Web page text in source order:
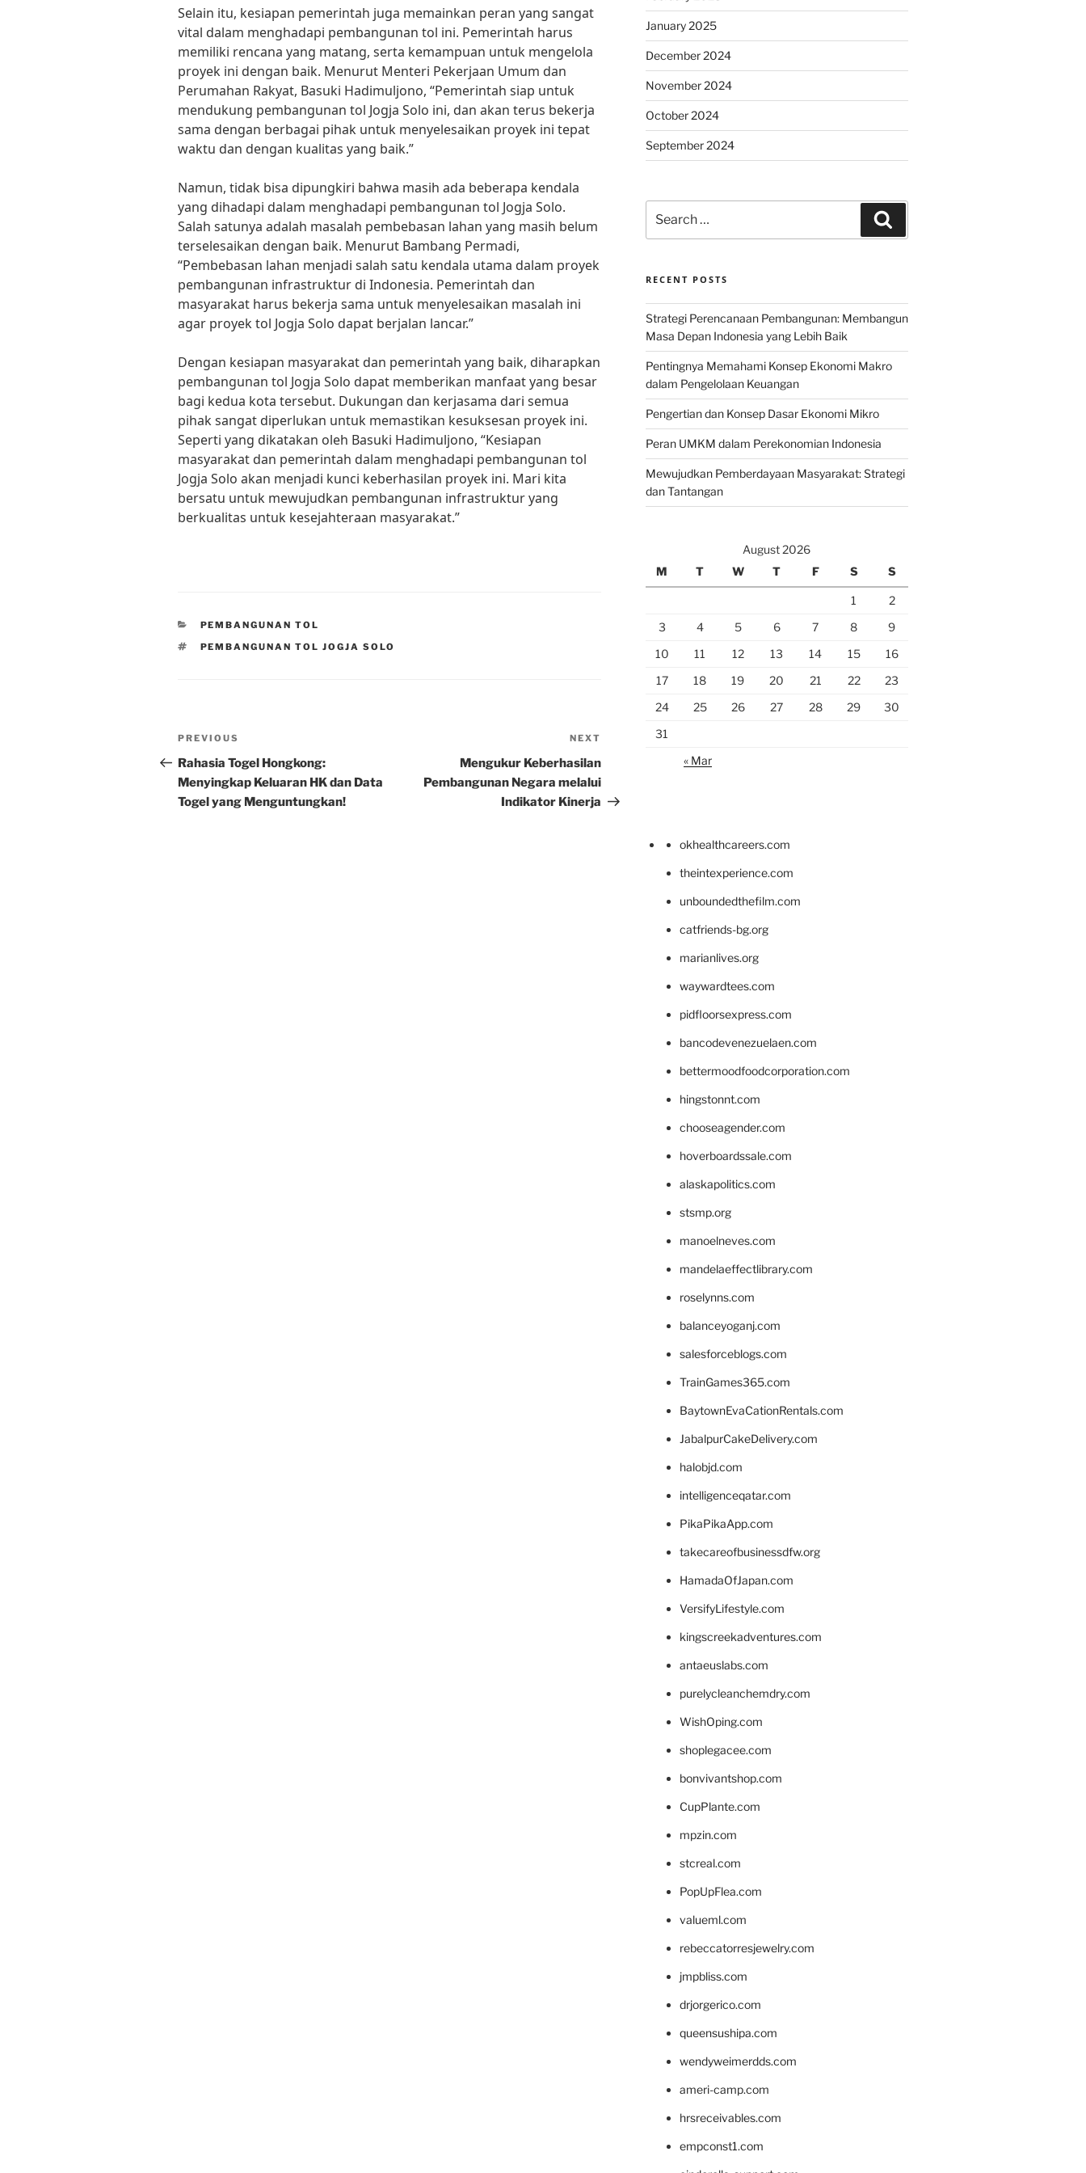
Selain itu, kesiapan pemerintah juga memainkan peran yang sangat
vital dalam menghadapi pembangunan tol ini. Pemerintah harus
memiliki rencana yang matang, serta kemampuan untuk mengelola
proyek ini dengan baik. Menurut Menteri Pekerjaan Umum dan
Perumahan Rakyat, Basuki Hadimuljono, “Pemerintah siap untuk
mendukung pembangunan tol Jogja Solo ini, dan akan terus bekerja
sama dengan berbagai pihak untuk menyelesaikan proyek ini tepat
waktu dan dengan kualitas yang baik.”
Namun, tidak bisa dipungkiri bahwa masih ada beberapa kendala
yang dihadapi dalam menghadapi pembangunan tol Jogja Solo.
Salah satunya adalah masalah pembebasan lahan yang masih belum
terselesaikan dengan baik. Menurut Bambang Permadi,
“Pembebasan lahan menjadi salah satu kendala utama dalam proyek
pembangunan infrastruktur di Indonesia. Pemerintah dan
masyarakat harus bekerja sama untuk menyelesaikan masalah ini
agar proyek tol Jogja Solo dapat berjalan lancar.”
Dengan kesiapan masyarakat dan pemerintah yang baik, diharapkan
pembangunan tol Jogja Solo dapat memberikan manfaat yang besar
bagi kedua kota tersebut. Dukungan dan kerjasama dari semua
pihak sangat diperlukan untuk memastikan kesuksesan proyek ini.
Seperti yang dikatakan oleh Basuki Hadimuljono, “Kesiapan
masyarakat dan pemerintah dalam menghadapi pembangunan tol
Jogja Solo akan menjadi kunci keberhasilan proyek ini. Mari kita
bersatu untuk mewujudkan pembangunan infrastruktur yang
berkualitas untuk kesejahteraan masyarakat.”
CATEGORIES
PEMBANGUNAN TOL
TAGS
PEMBANGUNAN TOL JOGJA SOLO
Post
navigation
Previous
Post
PREVIOUS
Rahasia Togel Hongkong:
Menyingkap Keluaran HK dan Data
Togel yang Menguntungkan!
Post
NEXT
Mengukur Keberhasilan
Pembangunan Negara melalui
Indikator Kinerja
January 2025
December 2024
November 2024
October 2024
September 2024
for:
RECENT POSTS
Strategi Perencanaan Pembangunan: Membangun
Masa Depan Indonesia yang Lebih Baik
Pentingnya Memahami Konsep Ekonomi Makro
dalam Pengelolaan Keuangan
Pengertian dan Konsep Dasar Ekonomi Mikro
Peran UMKM dalam Perekonomian Indonesia
Mewujudkan Pemberdayaan Masyarakat: Strategi
dan Tantangan
August 2026
M
T W T F S S
1
2
3
4 5 6 7 8
9
10
11 12 13 14 15
16
17
18 19 20 21 22
23
24
25 26 27 28 29
30
31
« Mar
okhealthcareers.com
theintexperience.com
unboundedthefilm.com
catfriends-bg.org
marianlives.org
waywardtees.com
pidfloorsexpress.com
bancodevenezuelaen.com
bettermoodfoodcorporation.com
hingstonnt.com
chooseagender.com
hoverboardssale.com
alaskapolitics.com
stsmp.org
manoelneves.com
mandelaeffectlibrary.com
roselynns.com
balanceyoganj.com
salesforceblogs.com
TrainGames365.com
BaytownEvaCationRentals.com
JabalpurCakeDelivery.com
halobjd.com
intelligenceqatar.com
PikaPikaApp.com
takecareofbusinessdfw.org
HamadaOfJapan.com
VersifyLifestyle.com
kingscreekadventures.com
antaeuslabs.com
purelycleanchemdry.com
WishOping.com
shoplegacee.com
bonvivantshop.com
CupPlante.com
mpzin.com
stcreal.com
PopUpFlea.com
valueml.com
rebeccatorresjewelry.com
jmpbliss.com
drjorgerico.com
queensushipa.com
wendyweimerdds.com
ameri-camp.com
hrsreceivables.com
empconst1.com